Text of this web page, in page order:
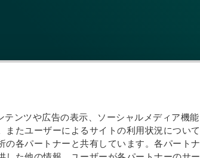
ンツや広告の表示、ソーシャルメディア機能
たユーザーによるサイトの利用状況について
各パートナーと共有しています。各パートナ